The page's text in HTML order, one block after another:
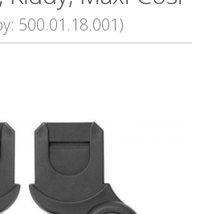
500.01.18.001)